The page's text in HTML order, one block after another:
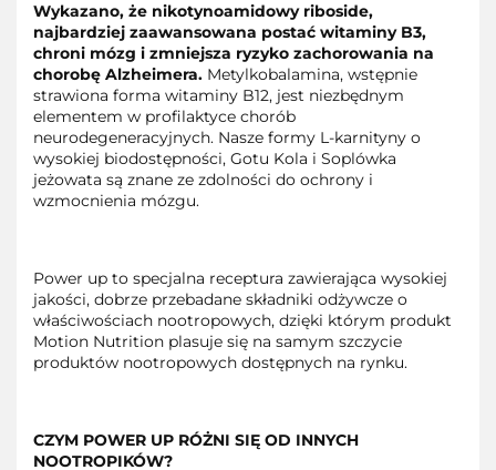
Wykazano, że nikotynoamidowy riboside,
najbardziej zaawansowana postać witaminy B3,
chroni mózg i zmniejsza ryzyko zachorowania na
chorobę Alzheimera. Metylkobalamina, wstępnie
strawiona forma witaminy B12, jest niezbędnym
elementem w profilaktyce chorób
neurodegeneracyjnych. Nasze formy L-karnityny o
wysokiej biodostępności, Gotu Kola i Soplówka
jeżowata są znane ze zdolności do ochrony i
wzmocnienia mózgu.
Power up to specjalna receptura zawierająca wysokiej
jakości, dobrze przebadane składniki odżywcze o
właściwościach nootropowych, dzięki którym produkt
Motion Nutrition plasuje się na samym szczycie
produktów nootropowych dostępnych na rynku.
CZYM POWER UP RÓŻNI SIĘ OD INNYCH
NOOTROPIKÓW?